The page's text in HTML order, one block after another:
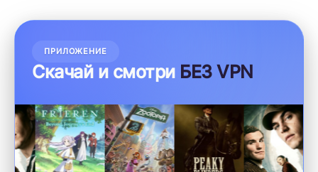
ПРИЛОЖЕНИЕ
Скачай и смотри БЕЗ VPN